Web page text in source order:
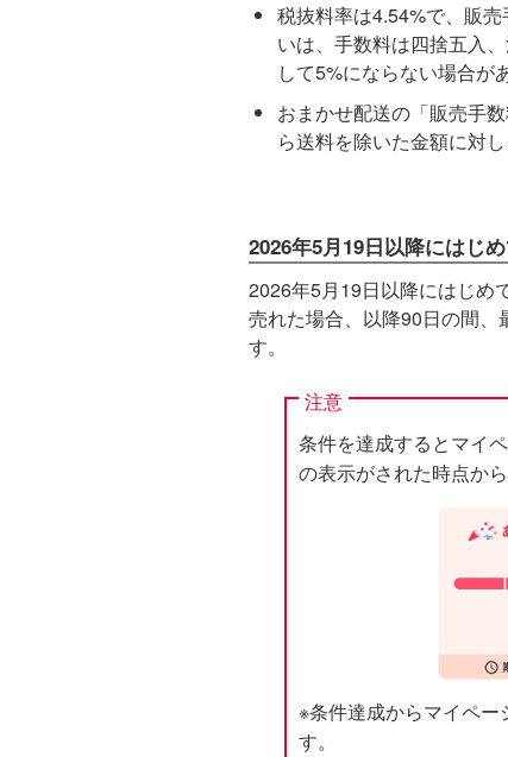
税抜料率は4.54%で、販
いは、手数料は四捨五入
して5%にならない場合が
おまかせ配送の「販売手
ら送料を除いた金額に対
2026年5月19日以降にはじ
2026年5月19日以降にはじめ
売れた場合、以降90日の間、
す。
注意
条件を達成するとマイ
の表示がされた時点か
※条件達成からマイペー
す。